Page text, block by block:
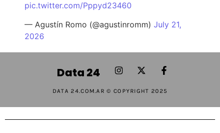
pic.twitter.com/Pppyd23460
— Agustín Romo (@agustinromm) July 21,
2026
Data 24
DATA 24.COM.AR © COPYRIGHT 2025